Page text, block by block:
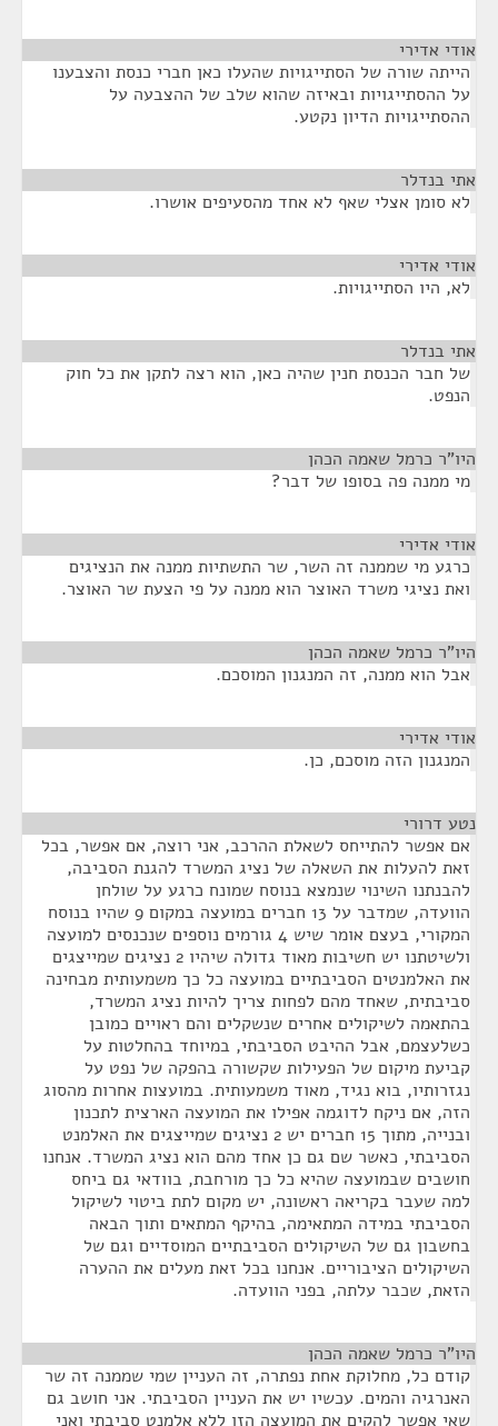
אודי אדירי
הייתה שורה של הסתייגויות שהעלו כאן חברי כנסת והצבענו
על ההסתייגויות ובאיזה שהוא שלב של ההצבעה על
ההסתייגויות הדיון נקטע.
אתי בנדלר
לא סומן אצלי שאף לא אחד מהסעיפים אושרו.
אודי אדירי
לא, היו הסתייגויות.
אתי בנדלר
של חבר הכנסת חנין שהיה כאן, הוא רצה לתקן את כל חוק
הנפט.
היו"ר כרמל שאמה הכהן
מי ממנה פה בסופו של דבר?
אודי אדירי
כרגע מי שממנה זה השר, שר התשתיות ממנה את הנציגים
ואת נציגי משרד האוצר הוא ממנה על פי הצעת שר האוצר.
היו"ר כרמל שאמה הכהן
אבל הוא ממנה, זה המנגנון המוסכם.
אודי אדירי
המנגנון הזה מוסכם, כן.
נטע דרורי
אם אפשר להתייחס לשאלת ההרכב, אני רוצה, אם אפשר, בכל
זאת להעלות את השאלה של נציג המשרד להגנת הסביבה,
להבנתנו השינוי שנמצא בנוסח שמונח כרגע על שולחן
הוועדה, שמדבר על 13 חברים במועצה במקום 9 שהיו בנוסח
המקורי, בעצם אומר שיש 4 גורמים נוספים שנכנסים למועצה
ולשיטתנו יש חשיבות מאוד גדולה שיהיו 2 נציגים שמייצגים
את האלמנטים הסביבתיים במועצה כל כך משמעותית מבחינה
סביבתית, שאחד מהם לפחות צריך להיות נציג המשרד,
בהתאמה לשיקולים אחרים שנשקלים והם ראויים כמובן
כשלעצמם, אבל ההיבט הסביבתי, במיוחד בהחלטות על
קביעת מיקום של הפעילות שקשורה בהפקה של נפט על
נגזרותיו, בוא נגיד, מאוד משמעותית. במועצות אחרות מהסוג
הזה, אם ניקח לדוגמה אפילו את המועצה הארצית לתכנון
ובנייה, מתוך 15 חברים יש 2 נציגים שמייצגים את האלמנט
הסביבתי, כאשר שם גם כן אחד מהם הוא נציג המשרד. אנחנו
חושבים שבמועצה שהיא כל כך מורחבת, בוודאי גם ביחס
למה שעבר בקריאה ראשונה, יש מקום לתת ביטוי לשיקול
הסביבתי במידה המתאימה, בהיקף המתאים ותוך הבאה
בחשבון גם של השיקולים הסביבתיים המוסדיים וגם של
השיקולים הציבוריים. אנחנו בכל זאת מעלים את ההערה
הזאת, שכבר עלתה, בפני הוועדה.
היו"ר כרמל שאמה הכהן
קודם כל, מחלוקת אחת נפתרה, זה העניין שמי שממנה זה שר
האנרגיה והמים. עכשיו יש את העניין הסביבתי. אני חושב גם
שאי אפשר להקים את המועצה הזו ללא אלמנט סביבתי ואני